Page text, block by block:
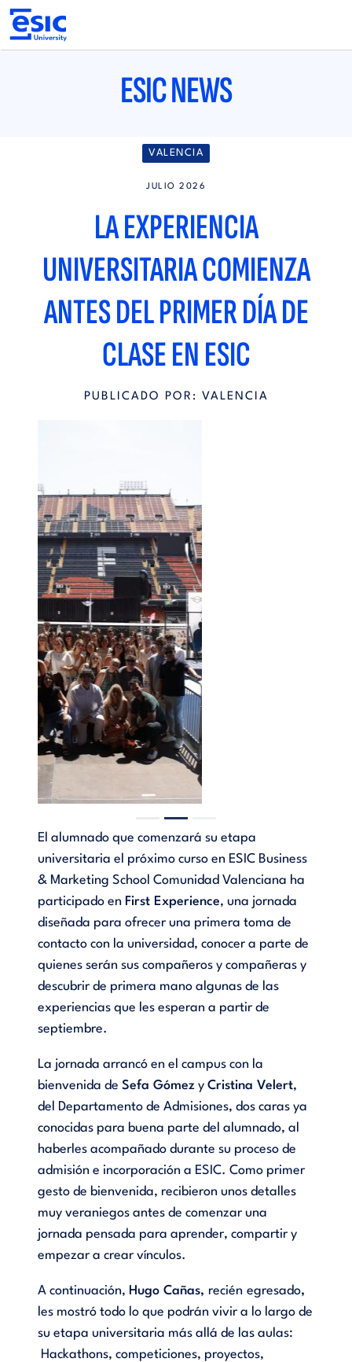
Pasar
contenido
ESIC NEWS
VALENCIA
JULIO 2026
LA EXPERIENCIA
UNIVERSITARIA COMIENZA
ANTES DEL PRIMER DÍA DE
CLASE EN ESIC
PUBLICADO POR: VALENCIA
El alumnado que comenzará su etapa
universitaria el próximo curso en ESIC Business
& Marketing School Comunidad Valenciana ha
participado en First Experience, una jornada
diseñada para ofrecer una primera toma de
contacto con la universidad, conocer a parte de
quienes serán sus compañeros y compañeras y
descubrir de primera mano algunas de las
experiencias que les esperan a partir de
septiembre.
La jornada arrancó en el campus con la
bienvenida de Sefa Gómezy Cristina Velert,
del Departamento de Admisiones, dos caras ya
conocidas para buena parte del alumnado, al
haberles acompañado durante su proceso de
admisión e incorporación a ESIC. Como primer
gesto de bienvenida, recibieron unos detalles
muy veraniegos antes de comenzar una
jornada pensada para aprender, compartir y
empezar a crear vínculos.
A continuación, Hugo Cañas, recién egresado,
les mostró todo lo que podrán vivir a lo largo de
su etapa universitaria más allá de las aulas:
Hackathons, competiciones, proyectos,